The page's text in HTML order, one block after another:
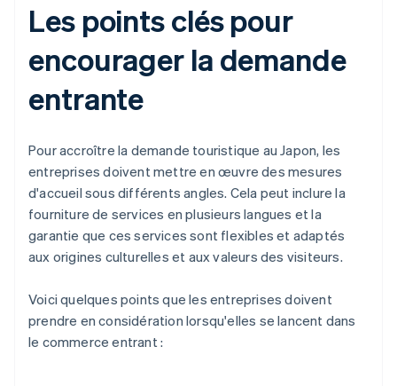
Les points clés pour
encourager la demande
entrante
Pour accroître la demande touristique au Japon, les
entreprises doivent mettre en œuvre des mesures
d'accueil sous différents angles. Cela peut inclure la
fourniture de services en plusieurs langues et la
garantie que ces services sont flexibles et adaptés
aux origines culturelles et aux valeurs des visiteurs.
Voici quelques points que les entreprises doivent
prendre en considération lorsqu'elles se lancent dans
le commerce entrant :